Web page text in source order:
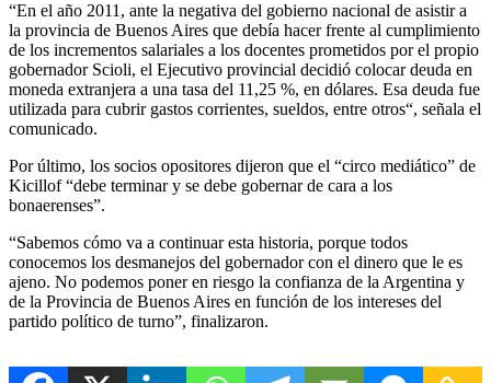
“En el año 2011, ante la negativa del gobierno nacional de asistir a
la provincia de Buenos Aires que debía hacer frente al cumplimiento
de los incrementos salariales a los docentes prometidos por el propio
gobernador Scioli, el Ejecutivo provincial decidió colocar deuda en
moneda extranjera a una tasa del 11,25 %, en dólares. Esa deuda fue
utilizada para cubrir gastos corrientes, sueldos, entre otros“, señala el
comunicado.
Por último, los socios opositores dijeron que el “circo mediático” de
Kicillof “debe terminar y se debe gobernar de cara a los
bonaerenses”.
“Sabemos cómo va a continuar esta historia, porque todos
conocemos los desmanejos del gobernador con el dinero que le es
ajeno. No podemos poner en riesgo la confianza de la Argentina y
de la Provincia de Buenos Aires en función de los intereses del
partido político de turno”, finalizaron.